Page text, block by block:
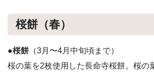
桜餅（春）
●桜餅 （3月〜4月中旬頃まで）
桜の葉を2枚使用した長命寺桜餅。桜の